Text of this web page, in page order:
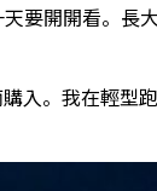
要開開看。長
入。我在輕型